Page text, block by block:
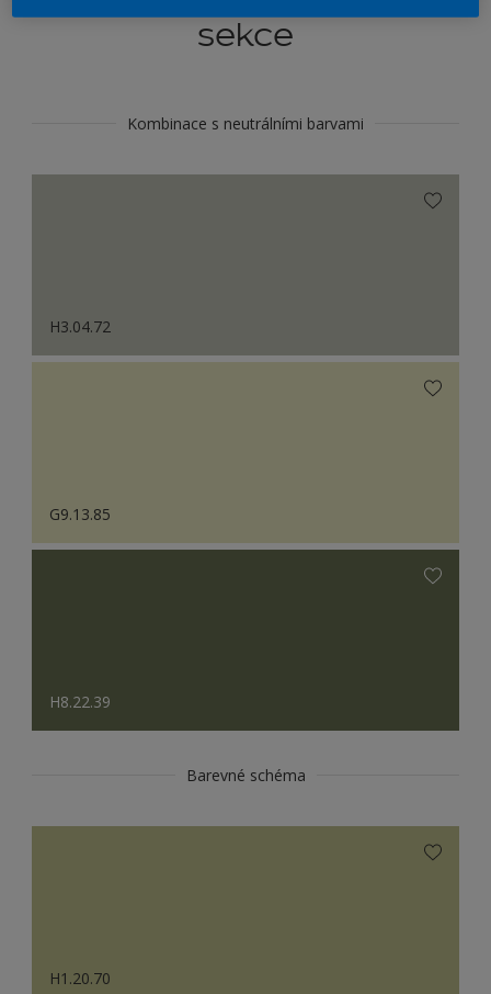
sekce
Kombinace s neutrálními barvami
H3.04.72
G9.13.85
H8.22.39
Barevné schéma
H1.20.70